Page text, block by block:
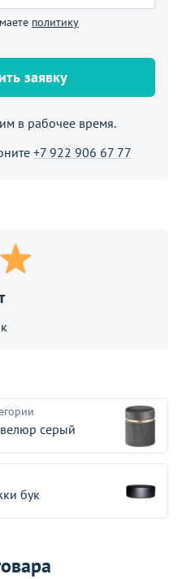
политику
заявку
в рабочее время.
+7 922 906 67 77
серый
бук